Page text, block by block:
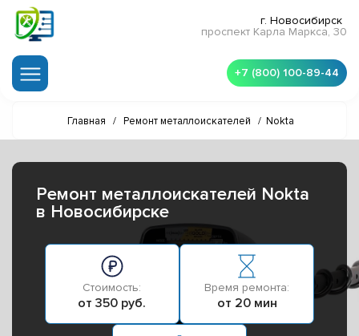
г. Новосибирск
проспект Карла Маркса, 30
+7 (800) 100-89-44
Главная / Ремонт металлоискателей / Nokta
Ремонт металлоискателей Nokta
в Новосибирске
Стоимость:
от 350 руб.
Время ремонта:
от 20 мин